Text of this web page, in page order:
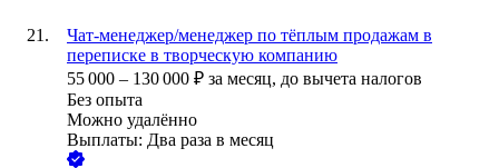
Чат-менеджер/менеджер по тёплым продажам в
переписке в творческую компанию
55 000 – 130 000 ₽ за месяц, до вычета налогов
Без опыта
Можно удалённо
Выплаты: Два раза в месяц